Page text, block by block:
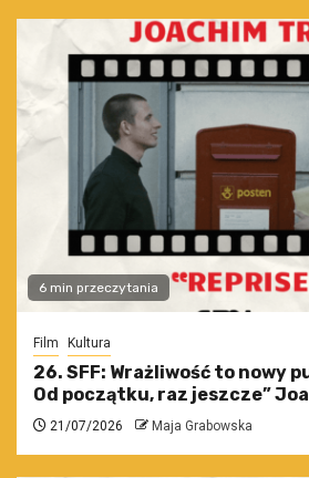
6 min przeczytania
Film Kultura
26. SFF: Wrażliwość to nowy
Od początku, raz jeszcze”
21/07/2026 Maja Grabowska